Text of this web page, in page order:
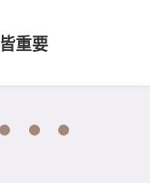
重要
7 8 9